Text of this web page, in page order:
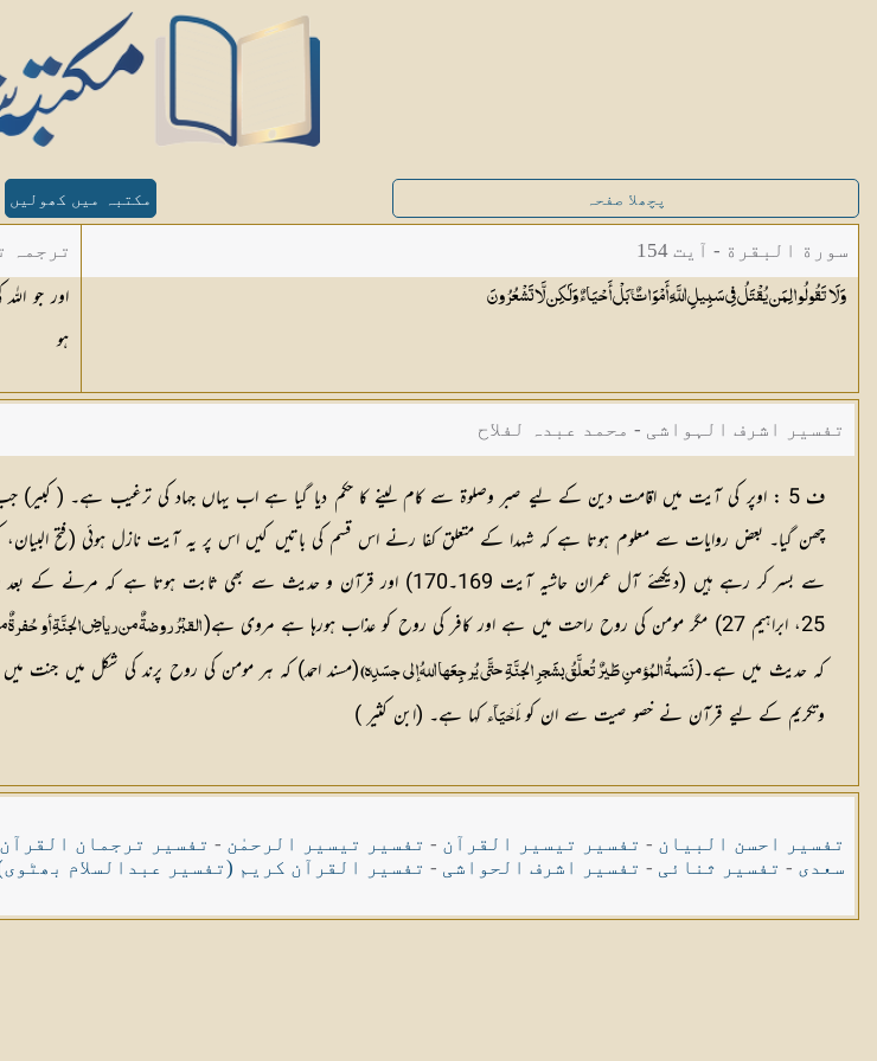
پچھلا صفحہ مکتبہ میں کھولیں
سورة البقرة - آیت 154
وَلَا تَقُولُوا لِمَن يُقْتَلُ فِي سَبِيلِ اللَّهِ أَمْوَاتٌ ۚ بَلْ أَحْيَاءٌ وَلَٰكِن لَّاتَشْعُرُونَ
ترجمہ
ہو
تفسیر اشرف الہواشی - محمد عبدہ لفلاح
ف 5 : اوپر کی آیت میں اقامت دین کے لیے صبر وصلوۃ سے کام لینے کا حکم دیا گیا ہے اب یہاں جہاد کی ترغیب ہے۔ ( کبیر)
چھن گیا۔ بعض روایات سے معلوم ہوتا ہے کہ شہدا کے متعلق کفا رنے اس قسم کی باتیں کیں اس پر یہ آیت نازل ہوئی (فتح
25، ابراہیم 27) مگر مومن کی روح راحت میں ہے اور کافر کی روح کو عذاب ہورہا ہے مروی ہے(
القبْرُ روضةٌ من رياضِ الجنَّةِ أو حُفرةٌ
کہ حدیث میں ہے۔(نَسَمةُ المُؤمنِ طَيرٌ تُعلَّقُ بشَجرِ الجنَّةِ حتَّى يُرجِعَها اللهُ إلى جسَدِه)(مسند احمد) کہ ہر مومن کی روح پرند کی شکل میں جنت میں
وتکریم کے لیے قرآن نے خصو صیت سے ان کو أَحۡيَآءکہا ہے۔ (ابن کثیر )
تفسیر احسن البیان - تفسیر تیسیر القرآن - تفسیر تیسیر الرحمٰن - تفسیر ترجمان القرآن
سعدی - تفسیر ثنائی - تفسیر اشرف الحواشی - تفسیر القرآن کریم (تفسیر عبدالسلام